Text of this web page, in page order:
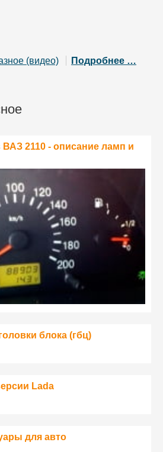
(видео) Подробнее …
2110 - описание ламп и
блока (гбц)
Lada
для авто